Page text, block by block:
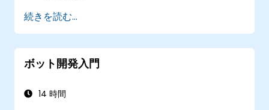
続きを読む...
ボット開発入門
14 時間